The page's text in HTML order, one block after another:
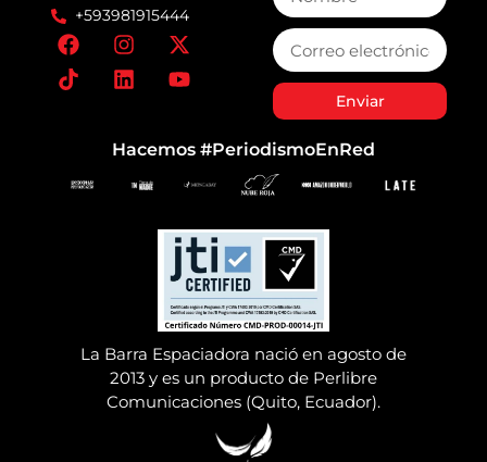
+593981915444
Enviar
Hacemos #PeriodismoEnRed
La Barra Espaciadora nació en agosto de
2013 y es un producto de Perlibre
Comunicaciones (Quito, Ecuador).